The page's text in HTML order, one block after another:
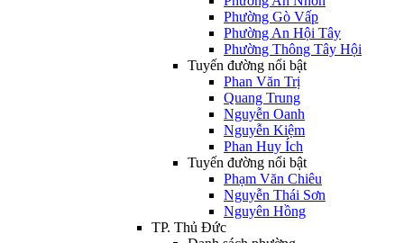
Phường Gò Vấp
Phường An Hội Tây
Phường Thông Tây Hội
Tuyến đường nổi bật
Phan Văn Trị
Quang Trung
Nguyễn Oanh
Nguyễn Kiệm
Phan Huy Ích
Tuyến đường nổi bật
Phạm Văn Chiêu
Nguyễn Thái Sơn
Nguyên Hồng
TP. Thủ Đức